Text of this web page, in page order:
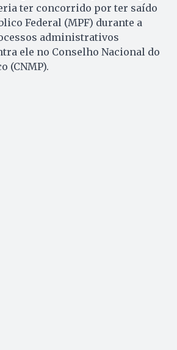
ter concorrido por ter saído
Federal (MPF) durante a
administrativos
ele no Conselho Nacional do
(CNMP).